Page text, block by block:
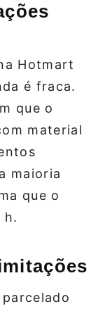
Hotmart
é fraca.
que o
material
maioria
que o
h.